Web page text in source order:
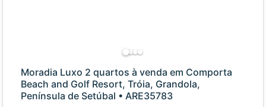
Moradia Luxo 2 quartos à venda em Comporta
Beach and Golf Resort, Tróia, Grandola,
Península de Setúbal • ARE35783